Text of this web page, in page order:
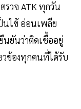
รวจ ATK ทุกวัน
นไข้ อ่อนเพลีย
นยันว่าติดเชื้ออยู่
วข้องทุกคนที่ได้รับ